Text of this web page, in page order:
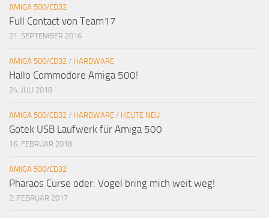
AMIGA 500/CD32
Full Contact von Team17
21. SEPTEMBER 2016
AMIGA 500/CD32 / HARDWARE
Hallo Commodore Amiga 500!
24. JULI 2018
AMIGA 500/CD32 / HARDWARE / HEUTE NEU
Gotek USB Laufwerk für Amiga 500
16. FEBRUAR 2018
AMIGA 500/CD32
Pharaos Curse oder: Vogel bring mich weit weg!
2. FEBRUAR 2017